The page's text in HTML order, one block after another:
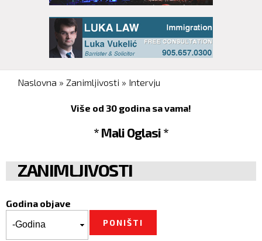
You are here
Naslovna » Zanimljivosti » Intervju
Više od 30 godina sa vama!
* Mali Oglasi *
ZANIMLJIVOSTI
Godina objave